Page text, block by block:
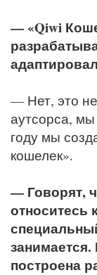
— «Qiwi
— Нет, это
аутсорса,
году мы
кошелек».
— Говорят,
относитесь
занимается.
построена